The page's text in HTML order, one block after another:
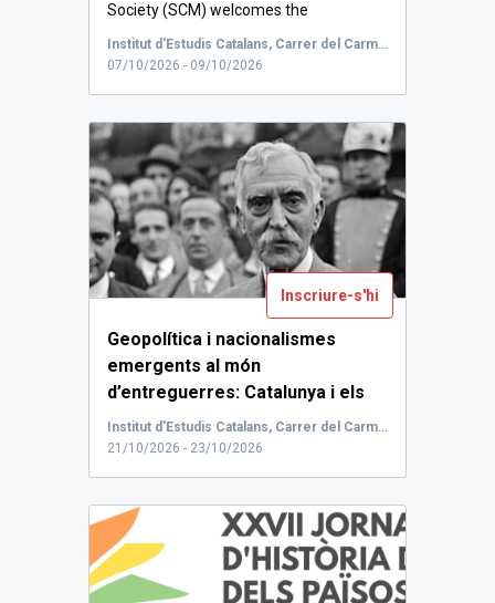
Society (SCM) welcomes the
participants to t...
Institut d'Estudis Catalans, Carrer del Carme, Barcelona, Espanya
07/10/2026 - 09/10/2026
Inscriure-s'hi
Geopolítica i nacionalismes
emergents al món
d’entreguerres: Catalunya i els
Fets de Prats de Molló.U...
Institut d'Estudis Catalans, Carrer del Carme, Barcelona, Espanya
21/10/2026 - 23/10/2026